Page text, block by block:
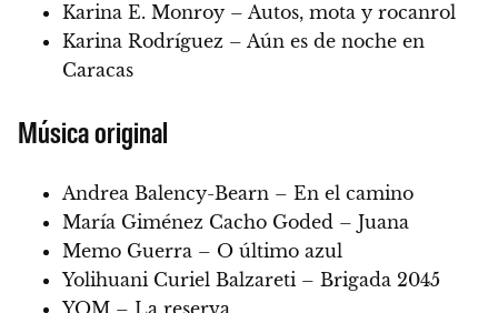
Karina E. Monroy – Autos, mota y rocanrol
Karina Rodríguez – Aún es de noche en
Caracas
Música original
Andrea Balency-Bearn – En el camino
María Giménez Cacho Goded – Juana
Memo Guerra – O último azul
Yolihuani Curiel Balzareti – Brigada 2045